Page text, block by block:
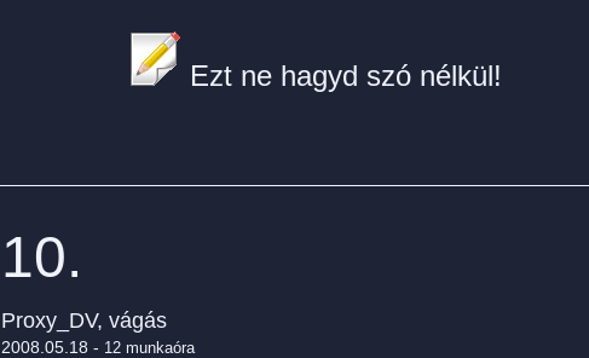
Ezt ne hagyd szó nélkül!
10.
Proxy_DV, vágás
2008.05.18 - 12 munkaóra